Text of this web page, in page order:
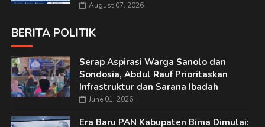
August 07, 2026
BERITA POLITIK
Serap Aspirasi Warga Sanolo dan
Sondosia, Abdul Rauf Prioritaskan
Infrastruktur dan Sarana Ibadah
June 01, 2026
Era Baru PAN Kabupaten Bima Dimulai: